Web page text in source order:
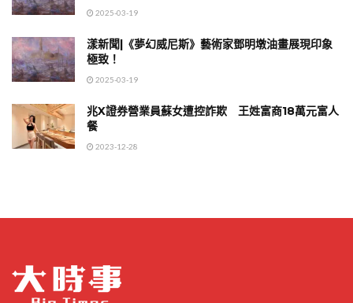
2025-03-19
漾新聞|《夢幻威尼斯》藝術家鄧明墩油畫展現印象
極致！
2025-03-19
兆X證券營業員蘇女遭控詐欺 王姓富商18萬元富人
餐
2023-12-28